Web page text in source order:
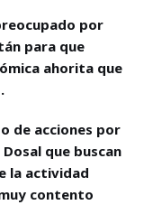
por
para que
ahorita que
de acciones por
que buscan
la actividad
contento